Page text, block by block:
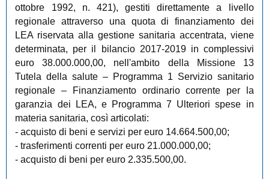
ottobre 1992, n. 421), gestiti direttamente a livello
regionale attraverso una quota di finanziamento dei
LEA riservata alla gestione sanitaria accentrata, viene
determinata, per il bilancio 2017-2019 in complessivi
euro 38.000.000,00, nell'ambito della Missione 13
Tutela della salute – Programma 1 Servizio sanitario
regionale – Finanziamento ordinario corrente per la
garanzia dei LEA, e Programma 7 Ulteriori spese in
materia sanitaria, così articolati:
- acquisto di beni e servizi per euro 14.664.500,00;
- trasferimenti correnti per euro 21.000.000,00;
- acquisto di beni per euro 2.335.500,00.